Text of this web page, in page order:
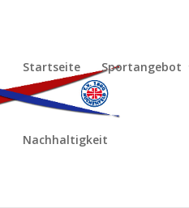
Startseite Sportangebot
Nachhaltigkeit